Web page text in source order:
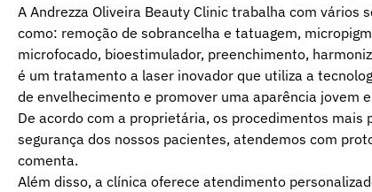
A Andrezza Oliveira Beauty Clinic trabalha com
como: remoção de sobrancelha e tatuagem,
microfocado, bioestimulador, preenchimento,
é um tratamento a laser inovador que utiliza a
de envelhecimento e promover uma aparência jovem
De acordo com a proprietária, os procedimentos
segurança dos nossos pacientes, atendemos com
comenta.
Além disso, a clínica oferece atendimento